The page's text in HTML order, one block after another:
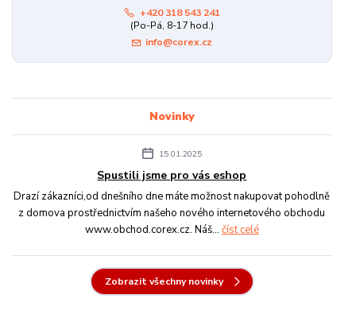
+420 318 543 241
(Po-Pá, 8-17 hod.)
info@corex.cz
Novinky
15.01.2025
Spustili jsme pro vás eshop
Drazí zákazníci,od dnešního dne máte možnost nakupovat pohodlně
z domova prostřednictvím našeho nového internetového obchodu
www.obchod.corex.cz. Náš... číst celé
Zobrazit všechny novinky